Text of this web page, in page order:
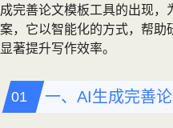
成完善论文模板工具的出现，
案，它以智能化的方式，帮助
显著提升写作效率。
一、AI生成完善